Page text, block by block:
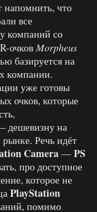
напомнить, что
все
компаний со
очковMorpheus
базируется на
компании.
уже готовы
очков, которые
дешевизну на
Речь идёт
Camera—PS
про доступное
которое не
PlayStation
помимо